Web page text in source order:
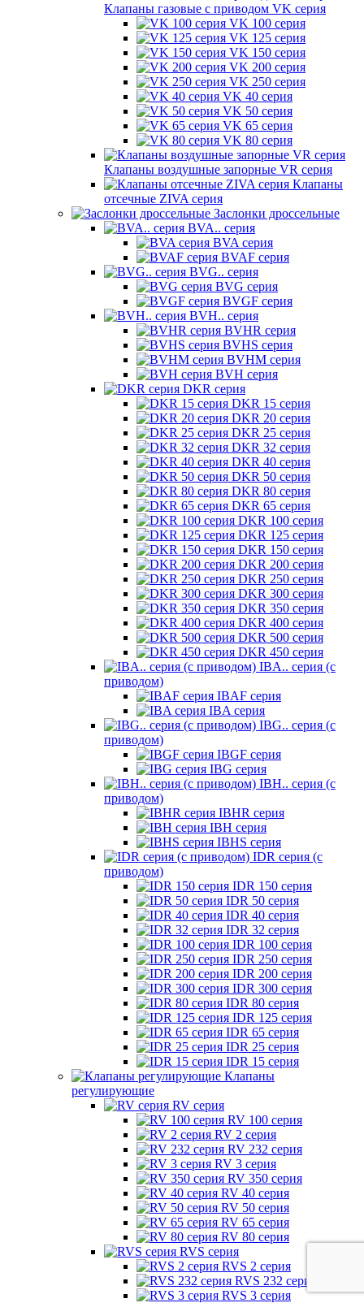
Клапаны газовые с приводом VK серия
VK 100 серия
VK 125 серия
VK 150 серия
VK 200 серия
VK 250 серия
VK 40 серия
VK 50 серия
VK 65 серия
VK 80 серия
Клапаны воздушные запорные VR серия
Клапаны
отсечные ZIVA серия
Заслонки дроссельные
BVA.. серия
BVA серия
BVAF серия
BVG.. серия
BVG серия
BVGF серия
BVH.. серия
BVHR серия
BVHS серия
BVHM серия
BVH серия
DKR серия
DKR 15 серия
DKR 20 серия
DKR 25 серия
DKR 32 серия
DKR 40 серия
DKR 50 серия
DKR 80 серия
DKR 65 серия
DKR 100 серия
DKR 125 серия
DKR 150 серия
DKR 200 серия
DKR 250 серия
DKR 300 серия
DKR 350 серия
DKR 400 серия
DKR 500 серия
DKR 450 серия
IBA.. серия (с
приводом)
IBAF серия
IBA серия
IBG.. серия (с
приводом)
IBGF серия
IBG серия
IBH.. серия (с
приводом)
IBHR серия
IBH серия
IBHS серия
IDR серия (с
приводом)
IDR 150 серия
IDR 50 серия
IDR 40 серия
IDR 32 серия
IDR 100 серия
IDR 250 серия
IDR 200 серия
IDR 300 серия
IDR 80 серия
IDR 125 серия
IDR 65 серия
IDR 25 серия
IDR 15 серия
Клапаны
регулирующие
RV серия
RV 100 серия
RV 2 серия
RV 232 серия
RV 3 серия
RV 350 серия
RV 40 серия
RV 50 серия
RV 65 серия
RV 80 серия
RVS серия
RVS 2 серия
RVS 232 серия
RVS 3 серия